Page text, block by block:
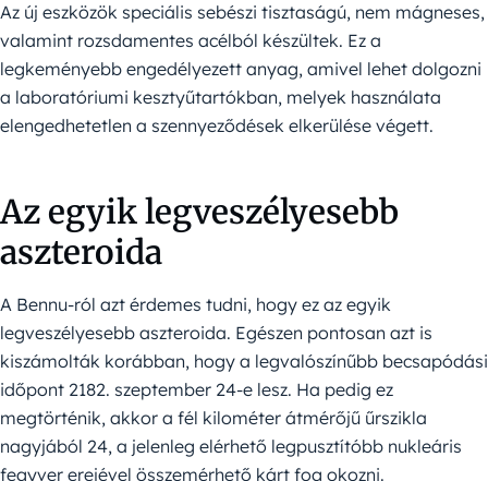
Az új eszközök speciális sebészi tisztaságú, nem mágneses,
valamint rozsdamentes acélból készültek. Ez a
legkeményebb engedélyezett anyag, amivel lehet dolgozni
a laboratóriumi kesztyűtartókban, melyek használata
elengedhetetlen a szennyeződések elkerülése végett.
Az egyik legveszélyesebb
aszteroida
A Bennu-ról azt érdemes tudni, hogy ez az egyik
legveszélyesebb aszteroida. Egészen pontosan azt is
kiszámolták korábban, hogy a legvalószínűbb becsapódási
időpont 2182. szeptember 24-e lesz. Ha pedig ez
megtörténik, akkor a fél kilométer átmérőjű űrszikla
nagyjából 24, a jelenleg elérhető legpusztítóbb nukleáris
fegyver erejével összemérhető kárt fog okozni.